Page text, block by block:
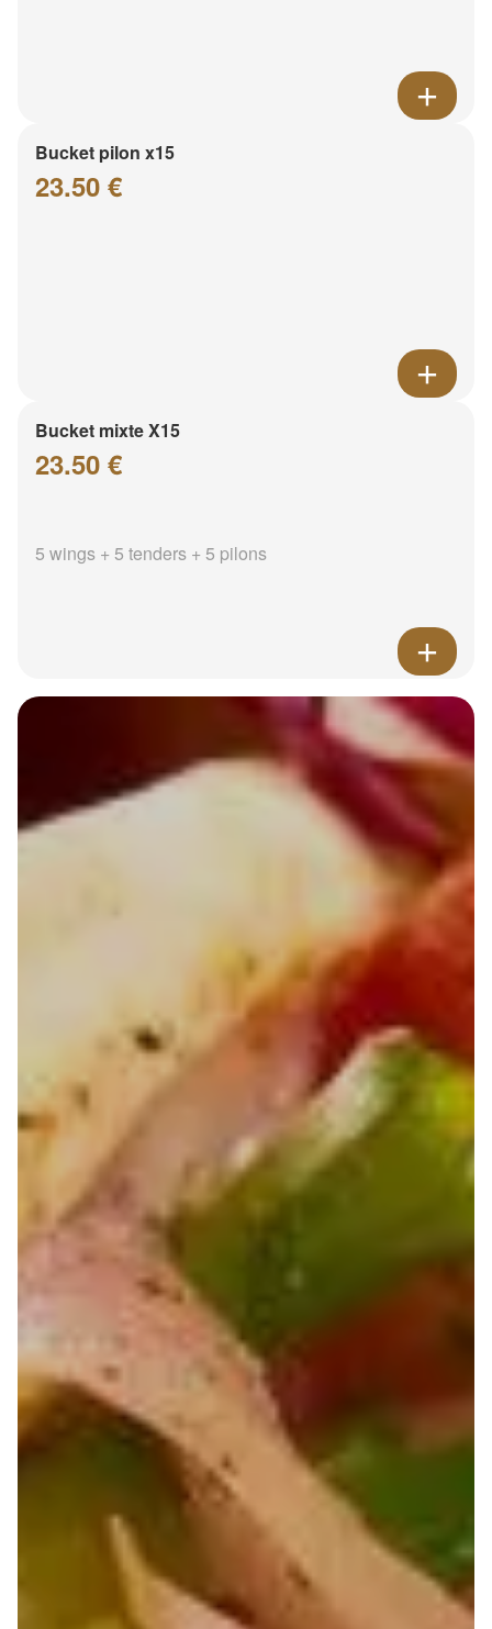
Bucket pilon x15
23.50 €
Bucket mixte X15
23.50 €
5 wings + 5 tenders + 5 pilons